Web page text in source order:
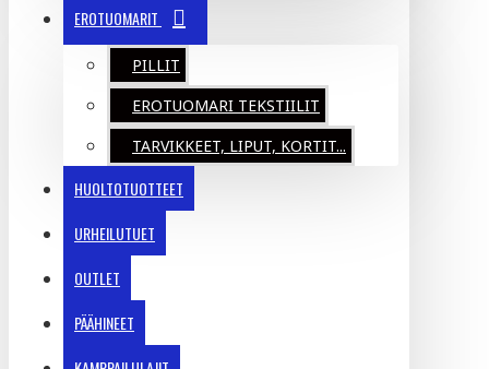
EROTUOMARIT
PILLIT
EROTUOMARI TEKSTIILIT
TARVIKKEET, LIPUT, KORTIT...
HUOLTOTUOTTEET
URHEILUTUET
OUTLET
PÄÄHINEET